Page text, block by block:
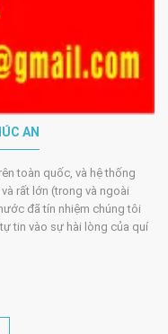
AN
toàn quốc, và hệ thống
rất lớn (trong và ngoài
đã tín nhiệm chúng tôi
tin vào sự hài lòng của quí